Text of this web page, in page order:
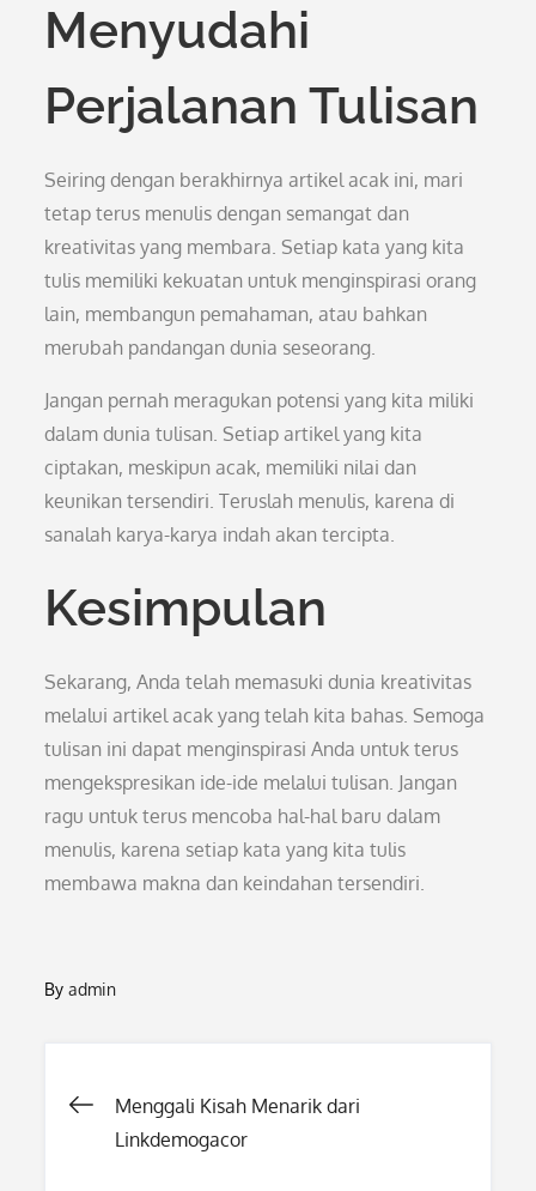
Menyudahi
Perjalanan Tulisan
Seiring dengan berakhirnya artikel acak ini, mari
tetap terus menulis dengan semangat dan
kreativitas yang membara. Setiap kata yang kita
tulis memiliki kekuatan untuk menginspirasi orang
lain, membangun pemahaman, atau bahkan
merubah pandangan dunia seseorang.
Jangan pernah meragukan potensi yang kita miliki
dalam dunia tulisan. Setiap artikel yang kita
ciptakan, meskipun acak, memiliki nilai dan
keunikan tersendiri. Teruslah menulis, karena di
sanalah karya-karya indah akan tercipta.
Kesimpulan
Sekarang, Anda telah memasuki dunia kreativitas
melalui artikel acak yang telah kita bahas. Semoga
tulisan ini dapat menginspirasi Anda untuk terus
mengekspresikan ide-ide melalui tulisan. Jangan
ragu untuk terus mencoba hal-hal baru dalam
menulis, karena setiap kata yang kita tulis
membawa makna dan keindahan tersendiri.
Byadmin
Post
Menggali Kisah Menarik dari
Linkdemogacor